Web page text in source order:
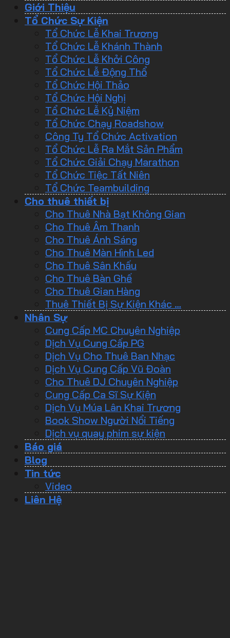
Giới Thiệu
Tổ Chức Sự Kiện
Tổ Chức Lễ Khai Trương
Tổ Chức Lễ Khánh Thành
Tổ Chức Lễ Khởi Công
Tổ Chức Lễ Động Thổ
Tổ Chức Hội Thảo
Tổ Chức Hội Nghị
Tổ Chức Lễ Kỷ Niệm
Tổ Chức Chạy Roadshow
Công Ty Tổ Chức Activation
Tổ Chức Lễ Ra Mắt Sản Phẩm
Tổ Chức Giải Chạy Marathon
Tổ Chức Tiệc Tất Niên
Tổ Chức Teambuilding
Cho thuê thiết bị
Cho Thuê Nhà Bạt Không Gian
Cho Thuê Âm Thanh
Cho Thuê Ánh Sáng
Cho Thuê Màn Hình Led
Cho Thuê Sân Khấu
Cho Thuê Bàn Ghế
Cho Thuê Gian Hàng
Thuê Thiết Bị Sự Kiện Khác …
Nhân Sự
Cung Cấp MC Chuyên Nghiệp
Dịch Vụ Cung Cấp PG
Dịch Vụ Cho Thuê Ban Nhạc
Dịch Vụ Cung Cấp Vũ Đoàn
Cho Thuê DJ Chuyên Nghiệp
Cung Cấp Ca Sĩ Sự Kiện
Dịch Vụ Múa Lân Khai Trương
Book Show Người Nổi Tiếng
Dịch vụ quay phim sự kiện
Báo giá
Blog
Tin tức
Video
Liên Hệ